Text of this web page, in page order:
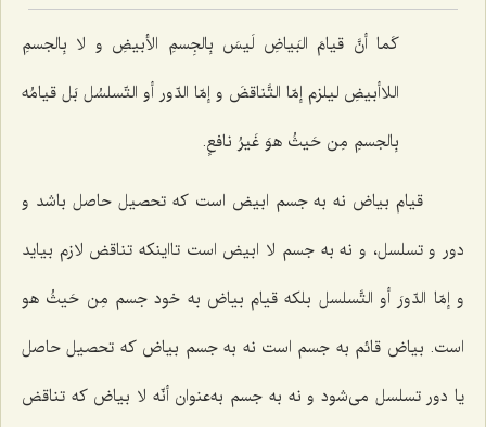
کَما أنَّ قیامَ البَیاضِ لَیسَ بِالجِسمِ الأبیضِ و لا بِالجسمِ
اللاأبیضِ لیلزم إمّا التَّناقضَ و إمّا الدّور أو التّسلسُل بَل قیامُه
بِالجسمِ مِن حَیثُ هوَ غَیرُ نافعٍ.
قیام بیاض نه به جسم ابیض است که تحصیل حاصل باشد و
دور و تسلسل، و نه به جسم لا ابیض است تااینکه تناقض لازم بیاید
وإمّا الدّورَ أو التَّسلسل بلکه قیام بیاض به خود جسم مِن حَیثُ هو
است. بیاض قائم به جسم است نه به جسم بیاض که تحصیل حاصل
یا دور تسلسل می‌شود و نه به جسم به‌عنوانأنّه لا بیاض که تناقض